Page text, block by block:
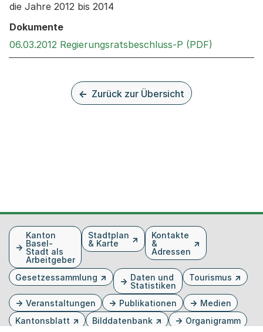
die Jahre 2012 bis 2014
Dokumente
06.03.2012 Regierungsratsbeschluss-P (PDF)
Zurück zur Übersicht
FusszeileKanton
Basel-
Stadt als
Arbeitgeber
Stadtplan
& Karte
Kontakte
&
Adressen
Gesetzessammlung
Daten und
Statistiken
Tourismus
Veranstaltungen Publikationen
Medien
Kantonsblatt
Bilddatenbank Organigramm